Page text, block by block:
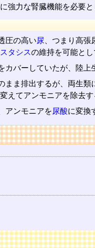
強力な腎臓機能を必要と
圧の高い尿
、つまり高
タシスの維持を可能とし
バーしていたが、陸
まま排出するが、両生類
えてアンモニアを除去す
アンモニアを尿酸に変換